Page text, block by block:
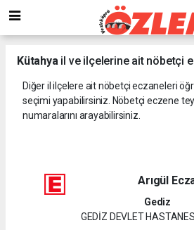
Kütahya il ve ilçelerine ait nöbetçi
Diğer il ilçelere ait nöbetçi eczaneleri
seçimi yapabilirsiniz. Nöbetçi eczene
numaralarını arayabilirsiniz.
Arıgül
Gediz
GEDİZ DEVLET